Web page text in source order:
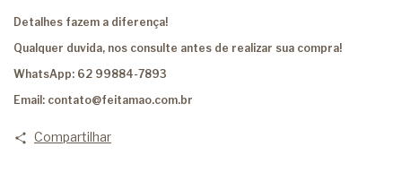
Detalhes fazem a diferença!
Qualquer duvida, nos consulte antes de realizar sua compra!
WhatsApp: 62 99884-7893
Email: contato@feitamao.com.br
Compartilhar